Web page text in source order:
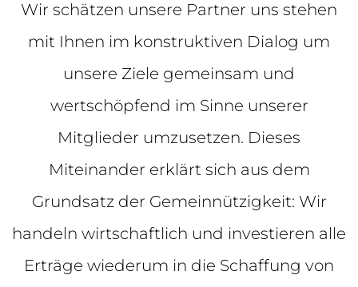
Wir schätzen unsere Partner uns stehen
mit Ihnen im konstruktiven Dialog um
unsere Ziele gemeinsam und
wertschöpfend im Sinne unserer
Mitglieder umzusetzen. Dieses
Miteinander erklärt sich aus dem
Grundsatz der Gemeinnützigkeit: Wir
handeln wirtschaftlich und investieren alle
Erträge wiederum in die Schaffung von